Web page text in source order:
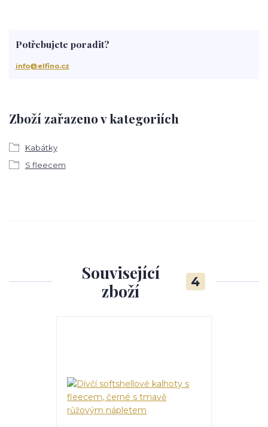
Zboží zařazeno v kategoriích
Kabátky
S fleecem
Potřebujete poradit?
info@elfino.cz
Související
zboží
4